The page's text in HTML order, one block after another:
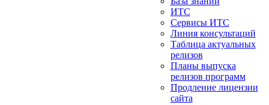
ИТС
Сервисы ИТС
Линия консультаций
Таблица актуальных
релизов
Планы выпуска
релизов программ
Продление лицензии
сайта